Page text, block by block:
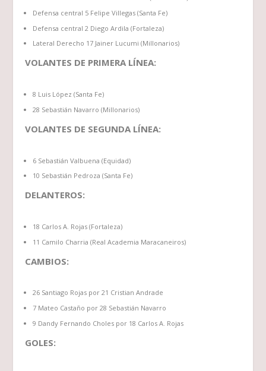
Defensa central 5 Felipe Villegas (Santa Fe)
Defensa central 2 Diego Ardila (Fortaleza)
Lateral Derecho 17 Jainer Lucumi (Millonarios)
VOLANTES DE PRIMERA LÍNEA:
8 Luis López (Santa Fe)
28 Sebastián Navarro (Millonarios)
VOLANTES DE SEGUNDA LÍNEA:
6 Sebastián Valbuena (Equidad)
10 Sebastián Pedroza (Santa Fe)
DELANTEROS:
18 Carlos A. Rojas (Fortaleza)
11 Camilo Charria (Real Academia Maracaneiros)
CAMBIOS:
26 Santiago Rojas por 21 Cristian Andrade
7 Mateo Castaño por 28 Sebastián Navarro
9 Dandy Fernando Choles por 18 Carlos A. Rojas
GOLES: